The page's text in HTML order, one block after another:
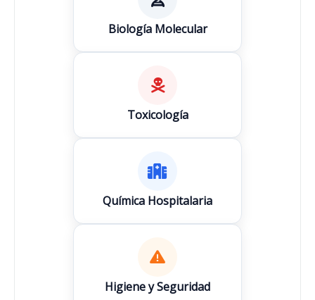
Biología Molecular
Toxicología
Química Hospitalaria
Higiene y Seguridad